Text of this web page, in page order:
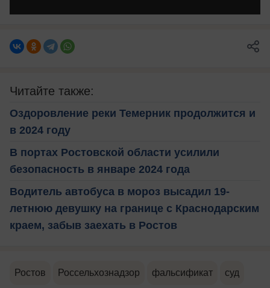
Читайте также:
Оздоровление реки Темерник продолжится и
в 2024 году
В портах Ростовской области усилили
безопасность в январе 2024 года
Водитель автобуса в мороз высадил 19-
летнюю девушку на границе с Краснодарским
краем, забыв заехать в Ростов
Ростов Россельхознадзор фальсификат суд